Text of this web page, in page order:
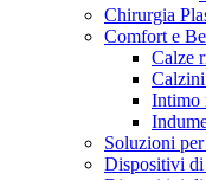
Chirurgia
Comfort e
Calze
Intimo
Soluzioni per
Dispositivi